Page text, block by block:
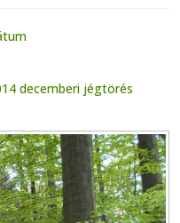
decemberi jégtörés